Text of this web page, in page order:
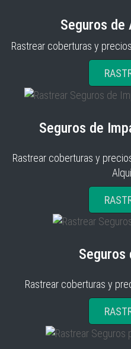
Seguros de
Rastrear coberturas y
Seguros de
Rastrear coberturas y
Seguros
Rastrear coberturas y